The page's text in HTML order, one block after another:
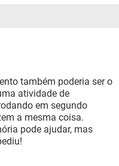
também poderia ser o
atividade de
em segundo
a mesma coisa.
pode ajudar, mas